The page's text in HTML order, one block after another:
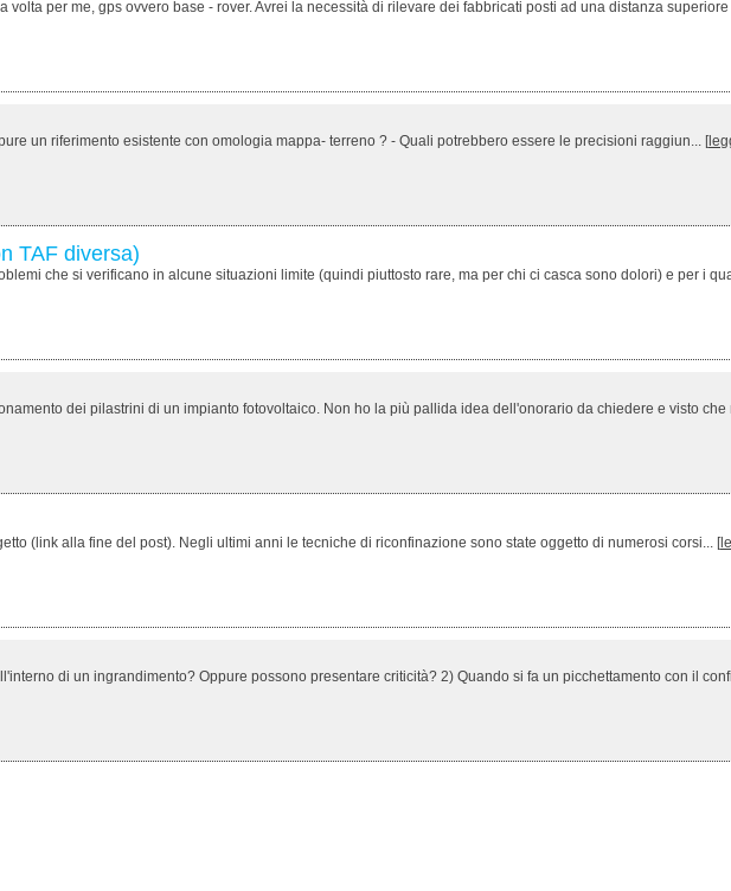
per me, gps ovvero base - rover. Avrei la necessità di rilevare dei fabbricati posti ad una distanza
un riferimento esistente con omologia mappa- terreno ? - Quali potrebbero essere le precisioni raggiun... [
TAF diversa)
che si verificano in alcune situazioni limite (quindi piuttosto rare, ma per chi ci casca sono dolori) e per i
dei pilastrini di un impianto fotovoltaico. Non ho la più pallida idea dell'onorario da chiedere e visto che
(link alla fine del post). Negli ultimi anni le tecniche di riconfinazione sono state oggetto di numerosi corsi... [
di un ingrandimento? Oppure possono presentare criticità? 2) Quando si fa un picchettamento con il